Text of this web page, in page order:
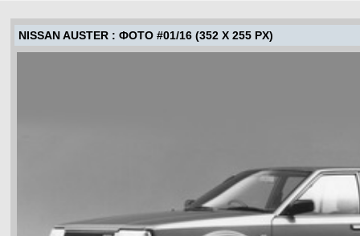
NISSAN AUSTER : ФОТО #01/16 (352 X 255 PX)